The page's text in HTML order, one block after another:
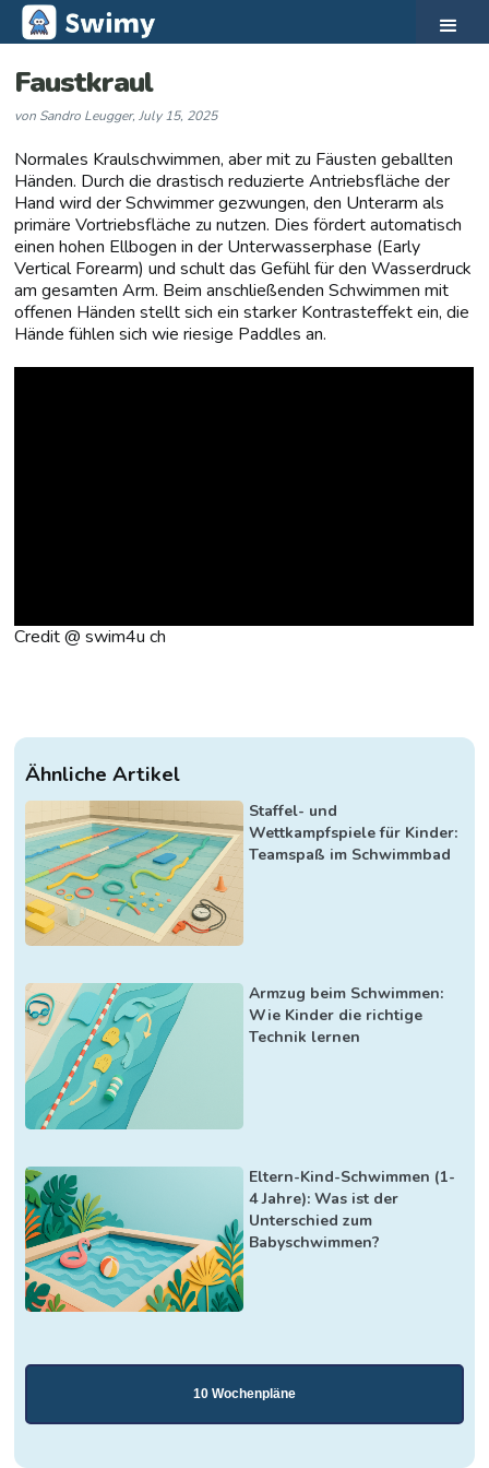
Faustkraul
von Sandro Leugger, July 15, 2025
Normales Kraulschwimmen, aber mit zu Fäusten geballten
Händen. Durch die drastisch reduzierte Antriebsfläche der
Hand wird der Schwimmer gezwungen, den Unterarm als
primäre Vortriebsfläche zu nutzen. Dies fördert automatisch
einen hohen Ellbogen in der Unterwasserphase (Early
Vertical Forearm) und schult das Gefühl für den Wasserdruck
am gesamten Arm. Beim anschließenden Schwimmen mit
offenen Händen stellt sich ein starker Kontrasteffekt ein, die
Hände fühlen sich wie riesige Paddles an.
Credit @ swim4u ch
Ähnliche Artikel
Staffel- und
Wettkampfspiele für Kinder:
Teamspaß im Schwimmbad
Armzug beim Schwimmen:
Wie Kinder die richtige
Technik lernen
Eltern-Kind-Schwimmen (1-
4 Jahre): Was ist der
Unterschied zum
Babyschwimmen?
10 Wochenpläne